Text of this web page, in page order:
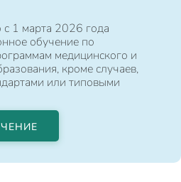
1 марта 2026 года
обучение по
медицинского и
кроме случаев,
или типовыми